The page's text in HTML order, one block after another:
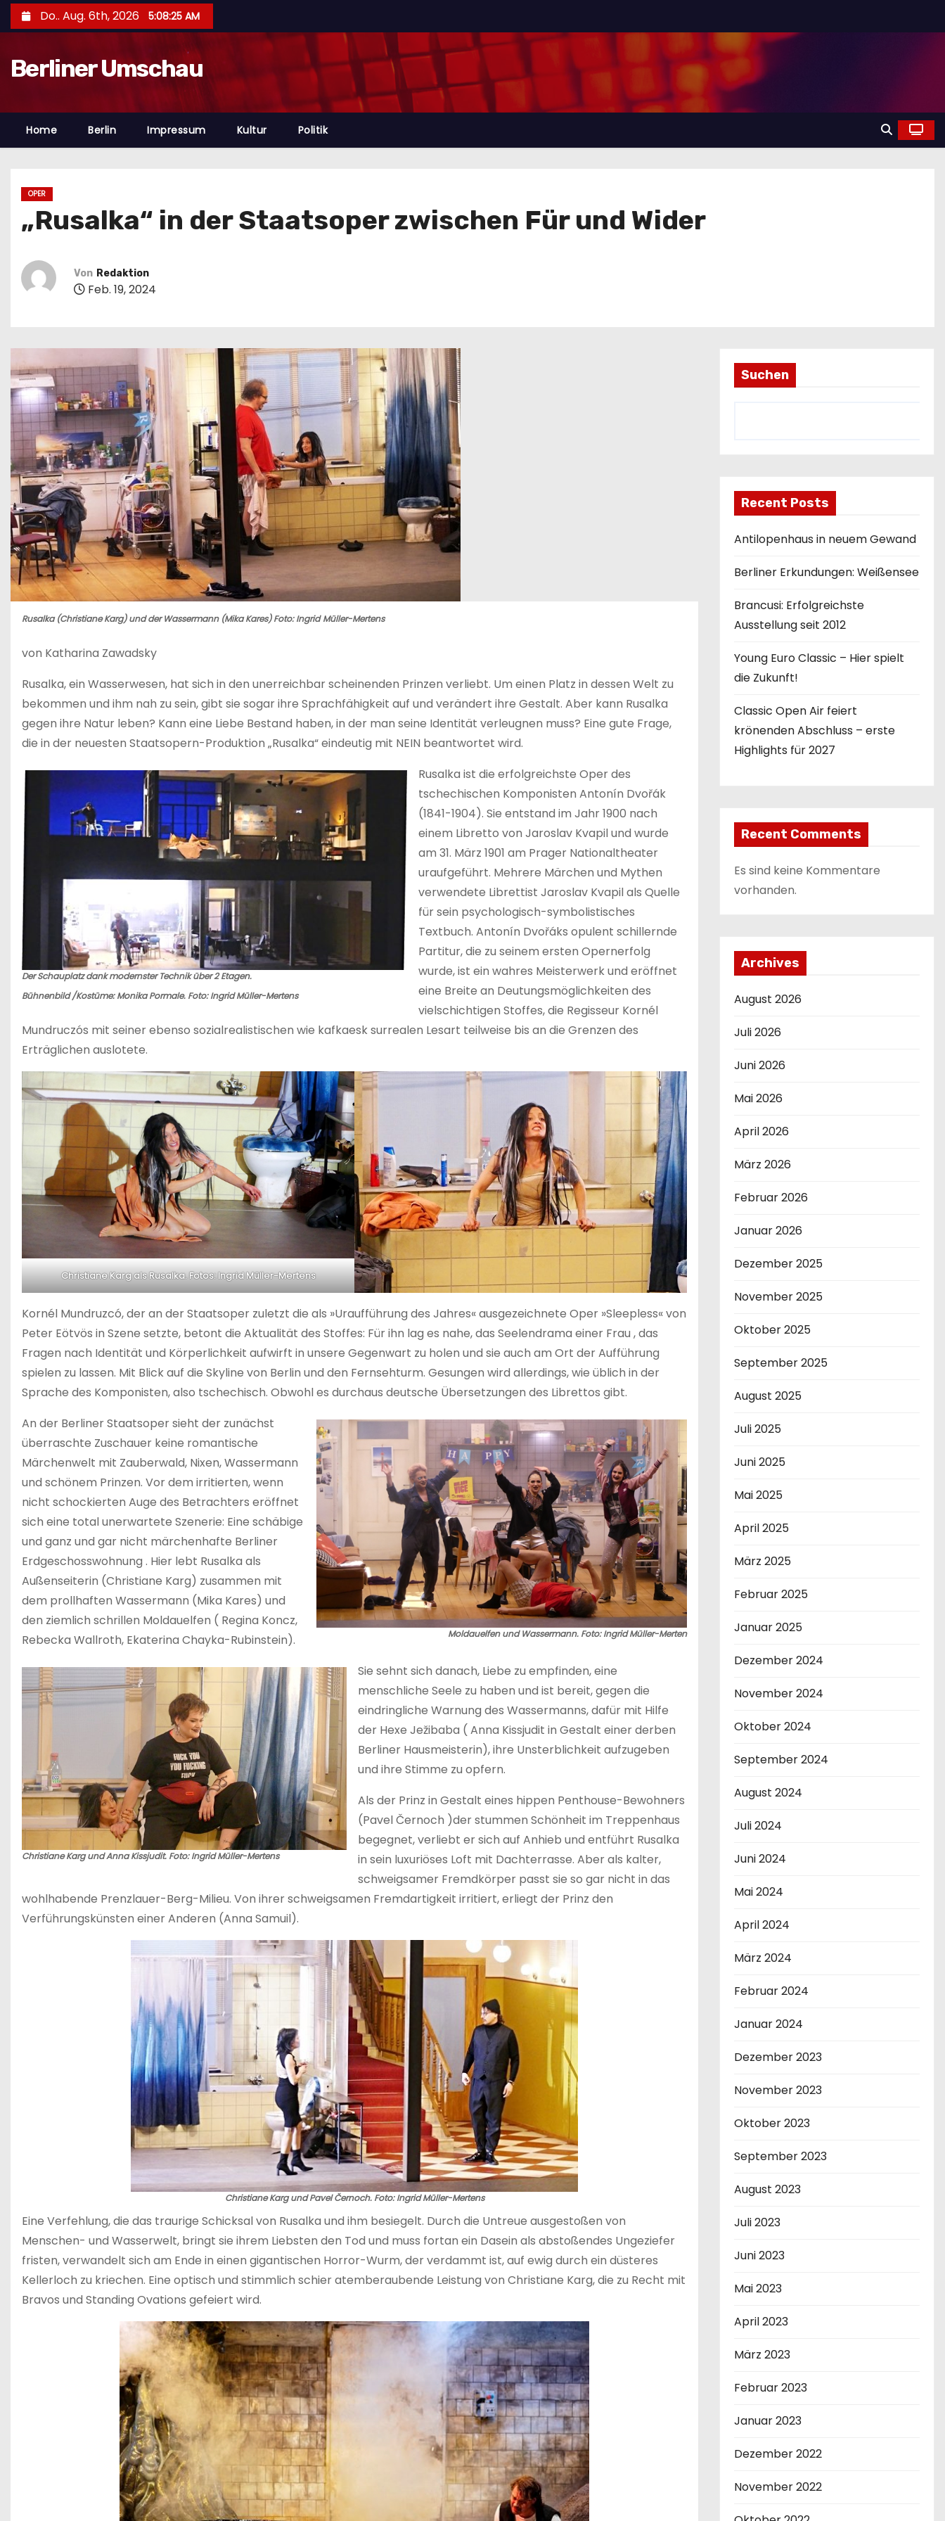
u
l
Do.. Aug. 6th, 2026 5:08:27 AM
Berliner Umschau
Home Berlin Impressum Kultur Politik
OPER
„Rusalka“ in der Staatsoper zwischen Für und Wider
Von Redaktion
Feb. 19, 2024
Rusalka (Christiane Karg) und der Wassermann (Mika Kares) Foto: Ingrid Müller-Mertens
von Katharina Zawadsky
Rusalka, ein Wasserwesen, hat sich in den unerreichbar scheinenden Prinzen verliebt. Um einen Platz in dessen Welt zu
bekommen und ihm nah zu sein, gibt sie sogar ihre Sprachfähigkeit auf und verändert ihre Gestalt. Aber kann Rusalka
gegen ihre Natur leben? Kann eine Liebe Bestand haben, in der man seine Identität verleugnen muss? Eine gute Frage,
die in der neuesten Staatsopern-Produktion „Rusalka“ eindeutig mit NEIN beantwortet wird.
Der Schauplatz dank modernster Technik über 2 Etagen.
Bühnenbild /Kostüme: Monika Pormale. Foto: Ingrid Müller-Mertens
Rusalka ist die erfolgreichste Oper des
tschechischen Komponisten Antonín Dvořák
(1841-1904). Sie entstand im Jahr 1900 nach
einem Libretto von Jaroslav Kvapil und wurde
am 31. März 1901 am Prager Nationaltheater
uraufgeführt. Mehrere Märchen und Mythen
verwendete Librettist Jaroslav Kvapil als Quelle
für sein psychologisch-symbolistisches
Textbuch. Antonín Dvořáks opulent schillernde
Partitur, die zu seinem ersten Opernerfolg
wurde, ist ein wahres Meisterwerk und eröffnet
eine Breite an Deutungsmöglichkeiten des
vielschichtigen Stoffes, die Regisseur Kornél
Mundruczós mit seiner ebenso sozialrealistischen wie kafkaesk surrealen Lesart teilweise bis an die Grenzen des
Erträglichen auslotete.
Christiane Karg als Rusalka. Fotos: Ingrid Müller-Mertens
Kornél Mundruzcó, der an der Staatsoper zuletzt die als »Uraufführung des Jahres« ausgezeichnete Oper »Sleepless« von
Peter Eötvös in Szene setzte, betont die Aktualität des Stoffes: Für ihn lag es nahe, das Seelendrama einer Frau , das
Fragen nach Identität und Körperlichkeit aufwirft in unsere Gegenwart zu holen und sie auch am Ort der Aufführung
spielen zu lassen. Mit Blick auf die Skyline von Berlin und den Fernsehturm. Gesungen wird allerdings, wie üblich in der
Sprache des Komponisten, also tschechisch. Obwohl es durchaus deutsche Übersetzungen des Librettos gibt.
Moldauelfen und Wassermann. Foto: Ingrid Müller-Merten
An der Berliner Staatsoper sieht der zunächst
überraschte Zuschauer keine romantische
Märchenwelt mit Zauberwald, Nixen, Wassermann
und schönem Prinzen. Vor dem irritierten, wenn
nicht schockierten Auge des Betrachters eröffnet
sich eine total unerwartete Szenerie: Eine schäbige
und ganz und gar nicht märchenhafte Berliner
Erdgeschosswohnung . Hier lebt Rusalka als
Außenseiterin (Christiane Karg) zusammen mit
dem prollhaften Wassermann (Mika Kares) und
den ziemlich schrillen Moldauelfen ( Regina Koncz,
Rebecka Wallroth, Ekaterina Chayka-Rubinstein).
Christiane Karg und Anna Kissjudit. Foto: Ingrid Müller-Mertens
Sie sehnt sich danach, Liebe zu empfinden, eine
menschliche Seele zu haben und ist bereit, gegen die
eindringliche Warnung des Wassermanns, dafür mit Hilfe
der Hexe Ježibaba ( Anna Kissjudit in Gestalt einer derben
Berliner Hausmeisterin), ihre Unsterblichkeit aufzugeben
und ihre Stimme zu opfern.
Als der Prinz in Gestalt eines hippen Penthouse-Bewohners
(Pavel Černoch )der stummen Schönheit im Treppenhaus
begegnet, verliebt er sich auf Anhieb und entführt Rusalka
in sein luxuriöses Loft mit Dachterrasse. Aber als kalter,
schweigsamer Fremdkörper passt sie so gar nicht in das
wohlhabende Prenzlauer-Berg-Milieu. Von ihrer schweigsamen Fremdartigkeit irritiert, erliegt der Prinz den
Verführungskünsten einer Anderen (Anna Samuil).
Christiane Karg und Pavel Černoch. Foto: Ingrid Müller-Mertens
Eine Verfehlung, die das traurige Schicksal von Rusalka und ihm besiegelt. Durch die Untreue ausgestoßen von
Menschen- und Wasserwelt, bringt sie ihrem Liebsten den Tod und muss fortan ein Dasein als abstoßendes Ungeziefer
fristen, verwandelt sich am Ende in einen gigantischen Horror-Wurm, der verdammt ist, auf ewig durch ein düsteres
Kellerloch zu kriechen. Eine optisch und stimmlich schier atemberaubende Leistung von Christiane Karg, die zu Recht mit
Bravos und Standing Ovations gefeiert wird.
Suchen
Recent Posts
Antilopenhaus in neuem Gewand
Berliner Erkundungen: Weißensee
Brancusi: Erfolgreichste
Ausstellung seit 2012
Young Euro Classic – Hier spielt
die Zukunft!
Classic Open Air feiert
krönenden Abschluss – erste
Highlights für 2027
Recent Comments
Es sind keine Kommentare
vorhanden.
Archives
August 2026
Juli 2026
Juni 2026
Mai 2026
April 2026
März 2026
Februar 2026
Januar 2026
Dezember 2025
November 2025
Oktober 2025
September 2025
August 2025
Juli 2025
Juni 2025
Mai 2025
April 2025
März 2025
Februar 2025
Januar 2025
Dezember 2024
November 2024
Oktober 2024
September 2024
August 2024
Juli 2024
Juni 2024
Mai 2024
April 2024
März 2024
Februar 2024
Januar 2024
Dezember 2023
November 2023
Oktober 2023
September 2023
August 2023
Juli 2023
Juni 2023
Mai 2023
April 2023
März 2023
Februar 2023
Januar 2023
Dezember 2022
November 2022